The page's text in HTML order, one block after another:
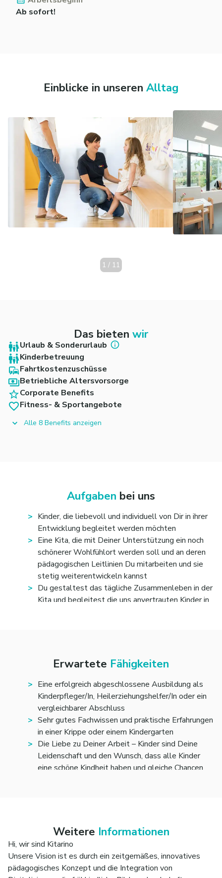
Ab sofort!
Einblicke in unseren Alltag
1 / 11
Das bieten wir
Urlaub & Sonderurlaub
Kinderbetreuung
Fahrtkostenzuschüsse
Betriebliche Altersvorsorge
Corporate Benefits
Fitness- & Sportangebote
Alle 8 Benefits anzeigen
Aufgaben bei uns
Kinder, die liebevoll und individuell von Dir in ihrer
Entwicklung begleitet werden möchten
Eine Kita, die mit Deiner Unterstützung ein noch
schönerer Wohlfühlort werden soll und an deren
pädagogischen Leitlinien Du mitarbeiten und sie
stetig weiterentwickeln kannst
Du gestaltest das tägliche Zusammenleben in der
Kita und begleitest die uns anvertrauten Kinder in
Dich zu den individuellen Bildungs- und
Erziehungszielen der Kinder mit ihnen ab
Du stehst für unsere Grundwerte und gehst jeden
Tag mit einem guten Beispiel voran. Dabei haben
die Kinder und Dein Team immer Priorität
Erwartete Fähigkeiten
Eine erfolgreich abgeschlossene Ausbildung als
Kinderpfleger/In, Heilerziehungshelfer/In oder ein
vergleichbarer Abschluss
Sehr gutes Fachwissen und praktische Erfahrungen
in einer Krippe oder einem Kindergarten
Die Liebe zu Deiner Arbeit – Kinder sind Deine
Leidenschaft und den Wunsch, dass alle Kinder
eine schöne Kindheit haben und gleiche Chancen
Teamfähigkeit gepaart mit der Fähigkeit,
selbstständig und strukturiert zu arbeiten und
mögliche Konflikte eigenständig zu lösen
Eine positive Ausstrahlung, ein großes Maß an
Empathie sowie ein offenes und sicheres
Weitere Informationen
Hi, wir sind Kitarino
Unsere Vision ist es durch ein zeitgemäßes, innovatives
pädagogisches Konzept und die Integration von